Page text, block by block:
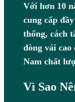
Với hơn 10
cung cấp
thống, cách
dòng vải cao
Nam chất
Vì Sao